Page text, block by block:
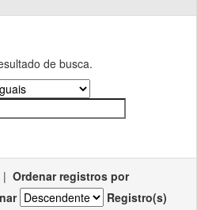
de busca.
| Ordenar registros por
Registro(s)